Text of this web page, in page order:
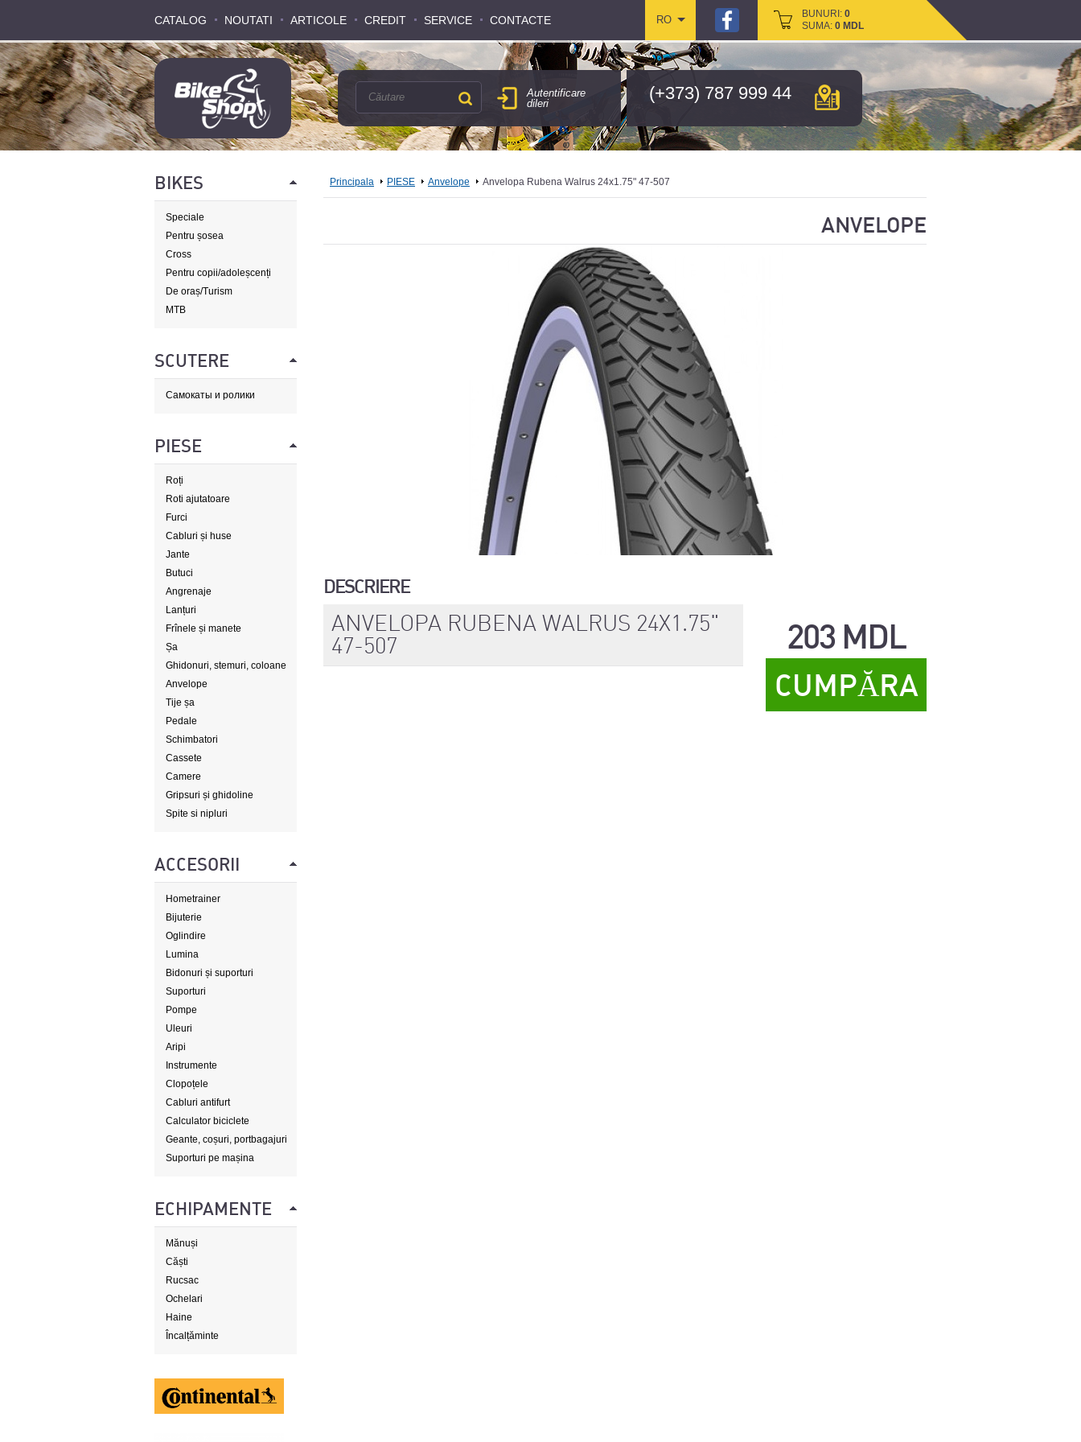
CATALOG NOUTATI ARTICOLE CREDIT SERVICE CONTACTE RO BUNURI: 0
SUMA: 0 MDL
CATALOG NOUTATI ARTICOLE CREDIT SERVICE CONTACTE RO BUNURI: 0
SUMA: 0 MDL
(+373) 787 999 44
Autentificare
dileri
BIKES
Speciale
Pentru șosea
Cross
Pentru copii/adoleșcenți
De oraș/Turism
MTB
SCUTERE
Самокаты и ролики
PIESE
Roți
Roti ajutatoare
Furci
Cabluri și huse
Jante
Butuci
Angrenaje
Lanțuri
Frînele și manete
Șa
Ghidonuri, stemuri, coloane
de direcție
Anvelope
Tije șa
Pedale
Schimbatori
Cassete
Camere
Gripsuri și ghidoline
Spite si nipluri
ACCESORII
Hometrainer
Bijuterie
Oglindire
Lumina
Bidonuri și suporturi
Suporturi
Pompe
Uleuri
Aripi
Instrumente
Clopoțele
Cabluri antifurt
Calculator biciclete
Geante, coșuri, portbagajuri
Suporturi pe mașina
ECHIPAMENTE
Mănuși
Căști
Rucsac
Ochelari
Haine
Încalțăminte
Principala PIESE Anvelope Anvelopa Rubena Walrus 24x1.75" 47-507
ANVELOPE
DESCRIERE
ANVELOPA RUBENA WALRUS 24X1.75"
47-507
203 MDL
CUMPĂRA